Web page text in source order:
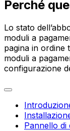
Perché
Lo stato
moduli a
pagina in ordine
moduli a
configurazione
Pannello